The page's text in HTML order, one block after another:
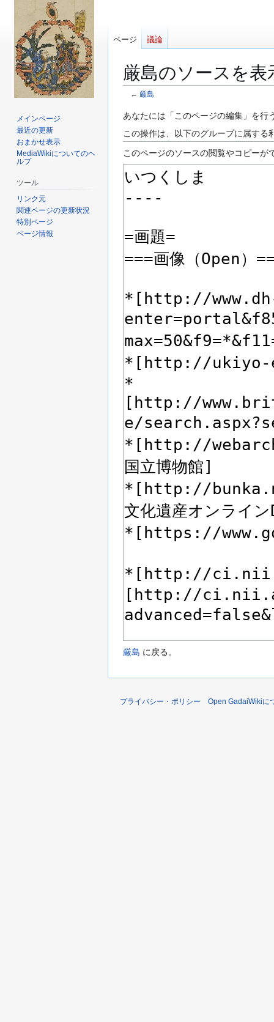
厳島のソースを表
← 厳島
ナ
ゲ
ー
ョ
動
検
に
移
あなたには「このページの編集」を行
この操作は、以下のグループに属す
このページのソースの閲覧やコピーが
厳島 に戻る。
ページ 議論
メインページ
最近の更新
おまかせ表示
MediaWikiについてのヘ
ルプ
ツール
リンク元
関連ページの更新状況
特別ページ
ページ情報
プライバシー・ポリシー Open GadaiWikiに